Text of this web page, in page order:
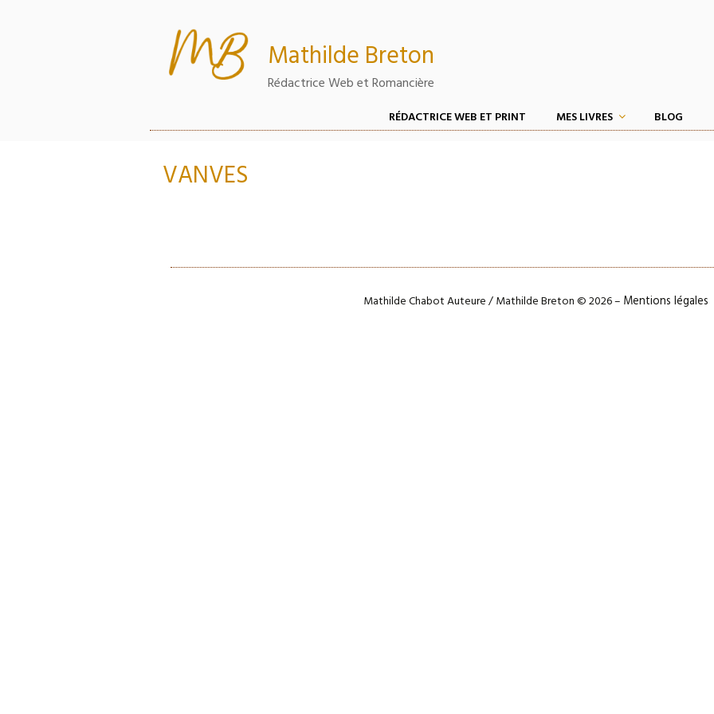
Mathilde Breton
Rédactrice Web et Romancière
RÉDACTRICE WEB ET PRINT MES LIVRES BLOG
VANVES
Mathilde Chabot Auteure / Mathilde Breton © 2026 – Mentions légales